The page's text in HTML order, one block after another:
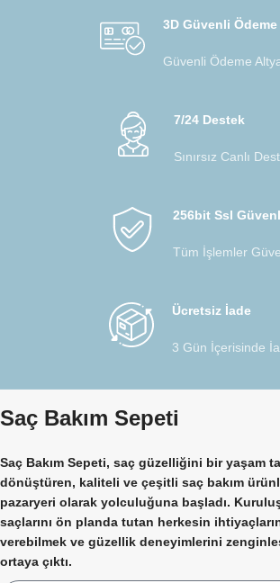
3D Güvenli Ödeme
Güvenli Ödeme
7/24 Destek
Sınırsız Canlı
256bit Ssl
Tüm İşlemler
Ücretsiz İade
3 Gün İçerisinde
Saç Bakım Sepeti
Saç Bakım Sepeti, saç güzelliğini bir yaşam
dönüştüren, kaliteli ve çeşitli saç bakım
pazaryeri olarak yolculuğuna başladı.
saçlarını ön planda tutan herkesin
verebilmek ve güzellik deneyimlerini
ortaya çıktı.